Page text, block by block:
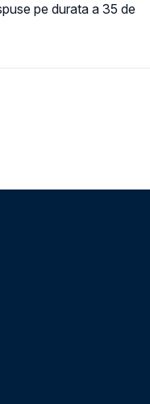
pe durata a 35 de